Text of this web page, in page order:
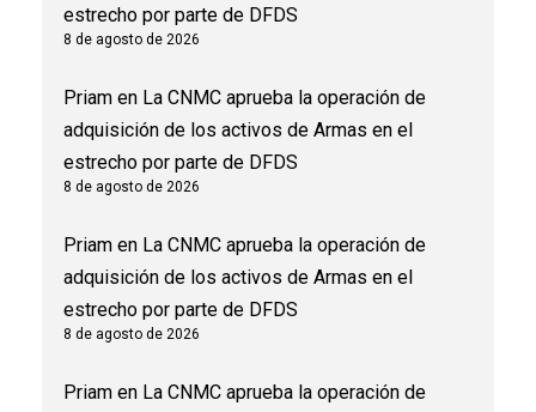
estrecho por parte de DFDS
8 de agosto de 2026
Priam en La CNMC aprueba la operación de
adquisición de los activos de Armas en el
estrecho por parte de DFDS
8 de agosto de 2026
Priam en La CNMC aprueba la operación de
adquisición de los activos de Armas en el
estrecho por parte de DFDS
8 de agosto de 2026
Priam en La CNMC aprueba la operación de